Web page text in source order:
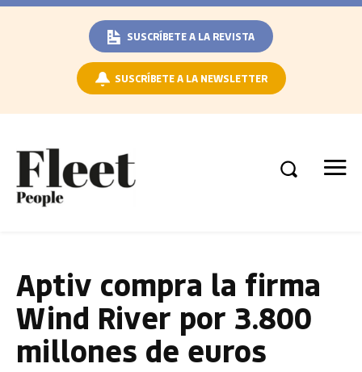
SUSCRÍBETE A LA REVISTA
SUSCRÍBETE A LA NEWSLETTER
Aptiv compra la firma
Wind River por 3.800
millones de euros